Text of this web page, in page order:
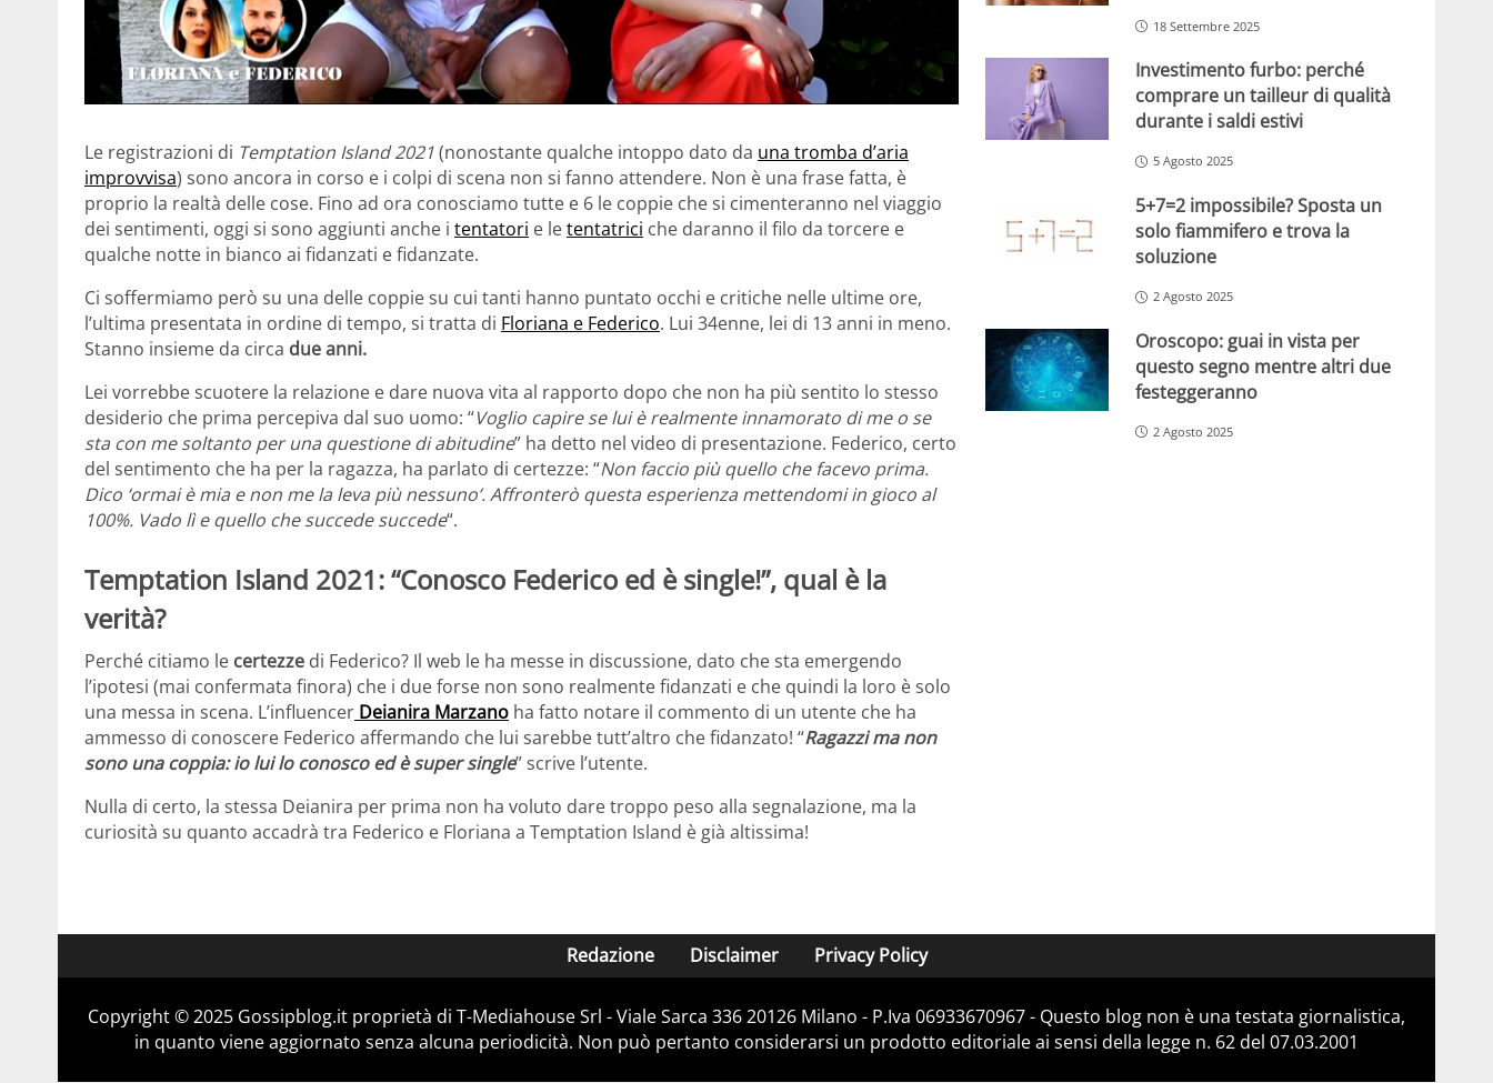
Le registrazioni di Temptation Island 2021(nonostante qualche intoppo dato da una tromba d’aria
improvvisa) sono ancora in corso e i colpi di scena non si fanno attendere. Non è una frase fatta, è
proprio la realtà delle cose. Fino ad ora conosciamo tutte e 6 le coppie che si cimenteranno nel viaggio
dei sentimenti, oggi si sono aggiunti anche i tentatori e letentatrici che daranno il filo da torcere e
qualche notte in bianco ai fidanzati e fidanzate.
Ci soffermiamo però su una delle coppie su cui tanti hanno puntato occhi e critiche nelle ultime ore,
l’ultima presentata in ordine di tempo, si tratta di Floriana e Federico. Lui 34enne, lei di 13 anni in meno.
Stanno insieme da circa due anni.
Lei vorrebbe scuotere la relazione e dare nuova vita al rapporto dopo che non ha più sentito lo stesso
desiderio che prima percepiva dal suo uomo: “Voglio capire se lui è realmente innamorato di me o se
sta con me soltanto per una questione di abitudine” ha detto nel video di presentazione. Federico, certo
del sentimento che ha per la ragazza, ha parlato di certezze: “Non faccio più quello che facevo prima.
Dico ‘ormai è mia e non me la leva più nessuno’. Affronterò questa esperienza mettendomi in gioco al
100%. Vado lì e quello che succede succede“.
Temptation Island 2021: “Conosco Federico ed è single!”, qual è la
verità?
Perché citiamo le certezze di Federico? Il web le ha messe in discussione, dato che sta emergendo
l’ipotesi (mai confermata finora) che i due forse non sono realmente fidanzati e che quindi la loro è solo
una messa in scena. L’influencer Deianira Marzano ha fatto notare il commento di un utente che ha
ammesso di conoscere Federico affermando che lui sarebbe tutt’altro che fidanzato! “Ragazzi ma non
sono una coppia: io lui lo conosco ed è super single” scrive l’utente.
Nulla di certo, la stessa Deianira per prima non ha voluto dare troppo peso alla segnalazione, ma la
curiosità su quanto accadrà tra Federico e Floriana a Temptation Island è già altissima!
18 Settembre 2025
Investimento furbo: perché
comprare un tailleur di qualità
durante i saldi estivi
5 Agosto 2025
5+7=2 impossibile? Sposta un
solo fiammifero e trova la
soluzione
2 Agosto 2025
Oroscopo: guai in vista per
questo segno mentre altri due
festeggeranno
2 Agosto 2025
Redazione Disclaimer Privacy Policy
Copyright © 2025 Gossipblog.it proprietà di T-Mediahouse Srl - Viale Sarca 336 20126 Milano - P.Iva 06933670967 - Questo blog non è una testata giornalistica,
in quanto viene aggiornato senza alcuna periodicità. Non può pertanto considerarsi un prodotto editoriale ai sensi della legge n. 62 del 07.03.2001